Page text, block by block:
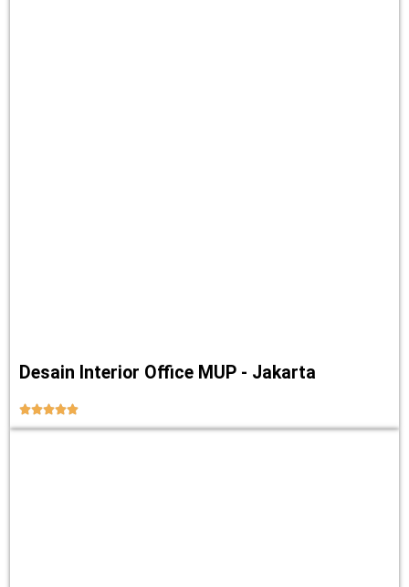
Desain Interior Office MUP - Jakarta
